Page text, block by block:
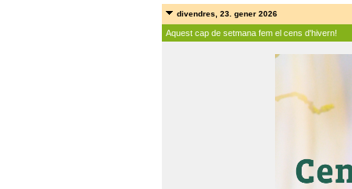
divendres, 23. gener 2026
Aquest cap de setmana fem el cens d'hivern!